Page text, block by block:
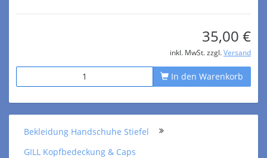
35,00 €
inkl. MwSt. zzgl. Versand
In den Warenkorb
Bekleidung Handschuhe Stiefel
GILL Kopfbedeckung & Caps